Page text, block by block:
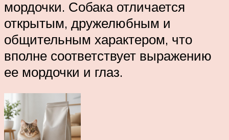
мордочки. Собака отличается
открытым, дружелюбным и
общительным характером, что
вполне соответствует выражению
ее мордочки и глаз.